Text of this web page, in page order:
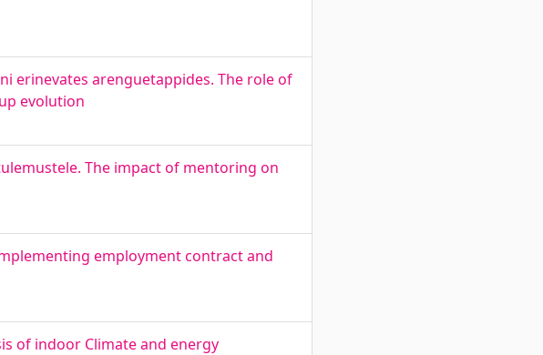
erinevates arenguetappides. The role of
evolution
The impact of mentoring on
employment contract and
of indoor Climate and energy